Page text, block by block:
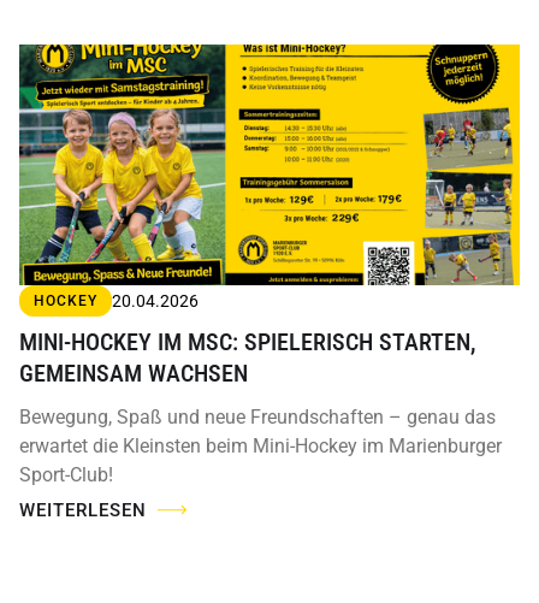
HOCKEY 20.04.2026
MINI-HOCKEY IM MSC: SPIELERISCH STARTEN,
GEMEINSAM WACHSEN
Bewegung, Spaß und neue Freundschaften – genau das
erwartet die Kleinsten beim Mini-Hockey im Marienburger
Sport-Club!
WEITERLESEN